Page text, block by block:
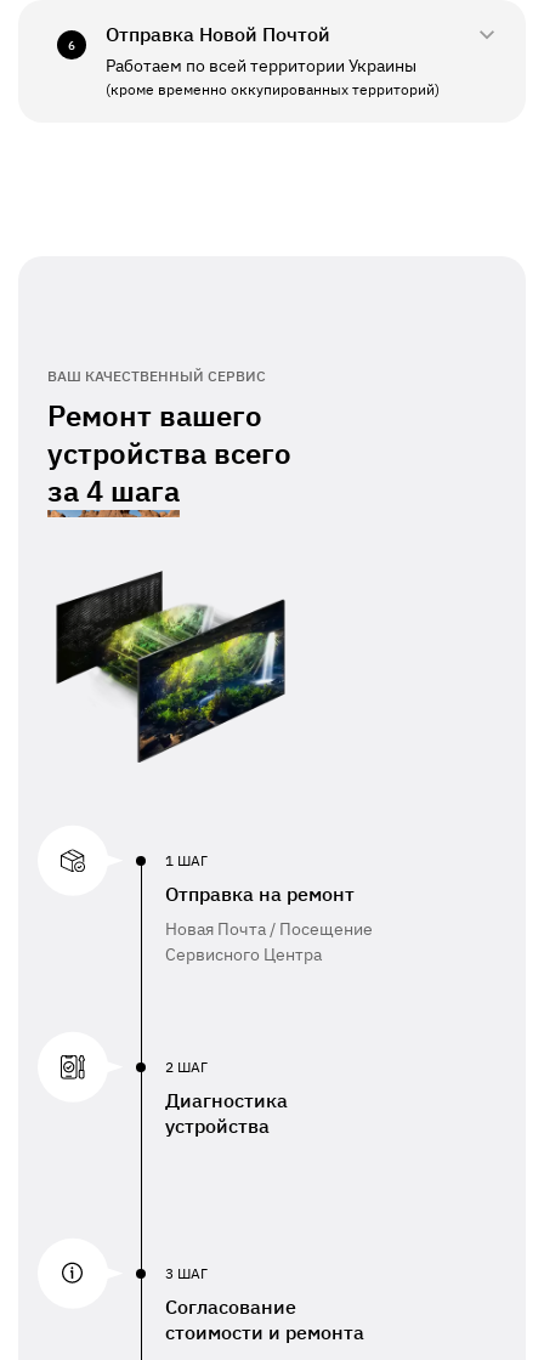
ПН - ПТ
11:00 - 19:00
Выходной
6 Отправка Новой Почтой
Работаем по всей территории Украины
(кроме временно оккупированных территорий)
ВАШ КАЧЕСТВЕННЫЙ СЕРВИС
Ремонт вашего
устройства всего
за4 шага
1 ШАГ
Отправка на ремонт
Новая Почта / Посещение
Сервисного Центра
2 ШАГ
Диагностика
устройства
3 ШАГ
Согласование
стоимости и ремонта